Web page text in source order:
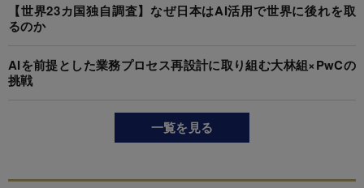
【世界23カ国独自調査】なぜ日本はAI活用で世界に後れを取
るのか
AIを前提とした業務プロセス再設計に取り組む大林組×PwCの
挑戦
一覧を見る